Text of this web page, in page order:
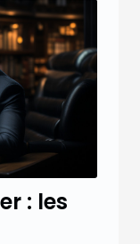
: les